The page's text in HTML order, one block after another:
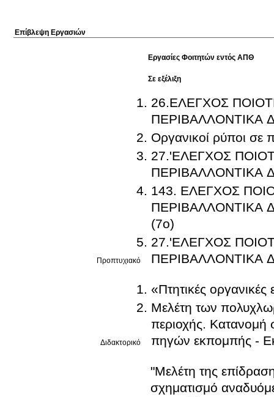
Επίβλεψη Εργασιών
Εργασίες Φοιτητών εντός ΑΠΘ
Σε εξέλιξη
Προπτυχιακό
26.ΕΛΕΓΧΟΣ
ΠΕΡΙΒΑΛΛΟΝΤΙΚΑ
Οργανικοί ρύποι σε
27.'ΕΛΕΓΧΟΣ
ΠΕΡΙΒΑΛΛΟΝΤΙΚΑ
143. ΕΛΕΓΧΟΣ
ΠΕΡΙΒΑΛΛΟΝΤΙΚΑ ΔΕΙΓΜΑΤΑ
(7ο)
27.'ΕΛΕΓΧΟΣ
ΠΕΡΙΒΑΛΛΟΝΤΙΚΑ
Διδακτορικό
«Πτητικές
Μελέτη των
περιοχής. Κατανομή
πηγών εκπομπής -
"Μελέτη της
σχηματισμό